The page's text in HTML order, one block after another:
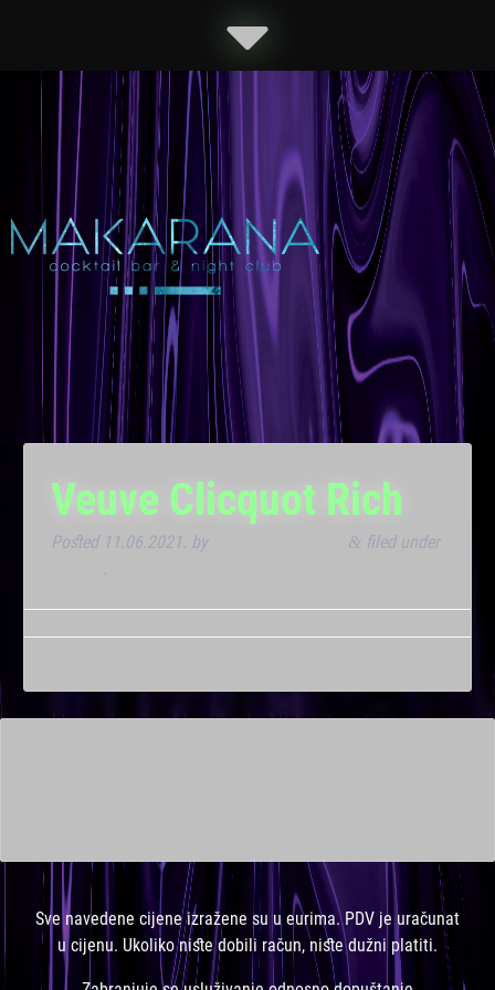
Veuve Clicquot Rich
Posted 11.06.2021. by & filed under
.
Sve navedene cijene izražene su u eurima. PDV je uračunat
u cijenu. Ukoliko niste dobili račun, niste dužni platiti.